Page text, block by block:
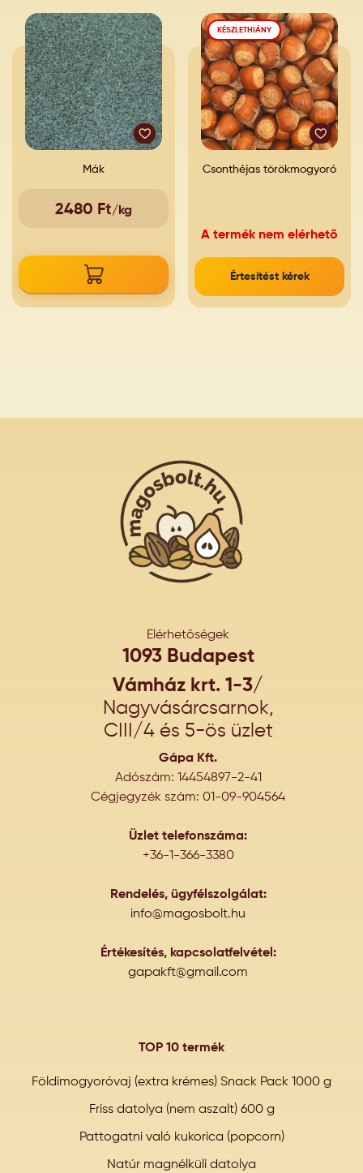
Mák
2480 Ft/kg
KÉSZLETHIÁNY
Csonthéjas törökmogyoró
A termék nem elérhető
Értesítést kérek
Elérhetőségek
1093 Budapest
Vámház krt. 1-3/
Nagyvásárcsarnok,
CIII/4 és 5-ös üzlet
Gápa Kft.
Adószám: 14454897-2-41
Cégjegyzék szám: 01-09-904564
Üzlet telefonszáma:
+36-1-366-3380
Rendelés, ügyfélszolgálat:
info@magosbolt.hu
Értékesítés, kapcsolatfelvétel:
gapakft@gmail.com
TOP 10 termék
Földimogyoróvaj (extra krémes) Snack Pack 1000 g
Friss datolya (nem aszalt) 600 g
Pattogatni való kukorica (popcorn)
Natúr magnélküli datolya